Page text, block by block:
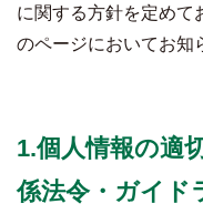
に関する方針を定めて
のページにおいてお知
1.個人情報の適
係法令・ガイド